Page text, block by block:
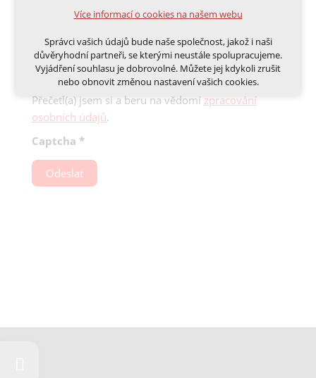
Přečetl(a) jsem si a beru na vědomí zpracování
osobních údajů.
Captcha *
Odeslat
Volitelná cookies
analytická pro anonymizované vyhodnocení
marketingová cookies (Google, Ecomail, Sklik,
Smartsupp, Heureka)
Více informací o cookies na našem webu
Více informací o cookies na našem webu
Správci vašich údajů bude naše společnost, jakož i naši
důvěryhodní partneři, se kterými neustále spolupracujeme.
Vyjádření souhlasu je dobrovolné. Můžete jej kdykoli zrušit
nebo obnovit změnou nastavení vašich cookies.
Cookies a podobné technologie dělíme na technická: nutná
pro běh webu, bez nichž nelze web používat a volitelná. Do
této části spadají analytická a marketingová cookies.